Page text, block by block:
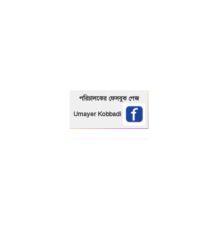
পরিচালকের ফেসবুক পেজ
Umayer Kobbadi